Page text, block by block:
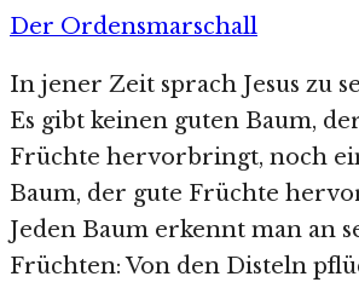
Der Ordensmarschall
In jener Zeit sprach Jesus zu
Es gibt keinen guten Baum,
Früchte hervorbringt, noch
Baum, der gute Früchte
Jeden Baum erkennt man an
Früchten: Von den Disteln